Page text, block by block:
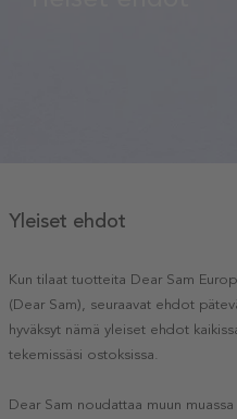
Yleiset ehdot
Kun tilaat tuotteita Dear Sam
(Dear Sam), seuraavat ehdot
hyväksyt nämä yleiset ehdot
tekemissäsi ostoksissa.
Dear Sam noudattaa muun